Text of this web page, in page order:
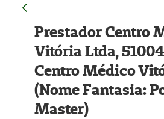
Prestador Centro
Vitória Ltda,
Centro Médico
(Nome Fantasia:
Master)